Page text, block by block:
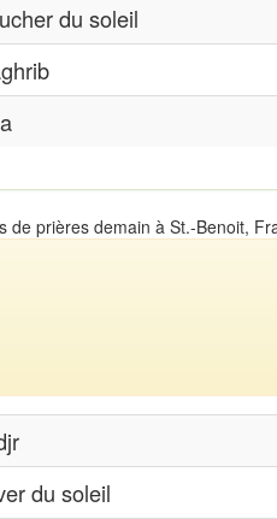
du soleil
de prières demain à St.-Benoit,
du soleil